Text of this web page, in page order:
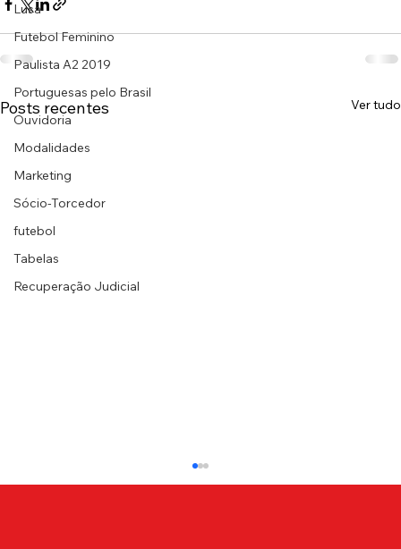
Lusa
Futebol Feminino
Paulista A2 2019
Portuguesas pelo Brasil
Ouvidoria
Modalidades
Marketing
Sócio-Torcedor
futebol
Tabelas
Recuperação Judicial
Posts recentes Ver tudo